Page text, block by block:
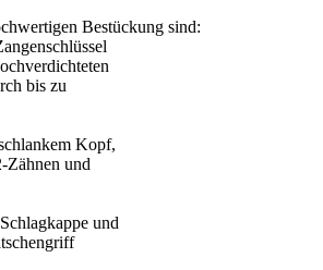
Bestückung sind:
bis zu
Kopf,
Zähnen und
und